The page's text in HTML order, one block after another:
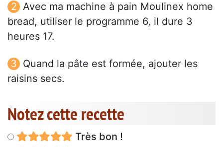
Avec ma machine à pain Moulinex home
bread, utiliser le programme 6, il dure 3
heures 17.
Quand la pâte est formée, ajouter les
raisins secs.
Notez cette recette
Très bon !